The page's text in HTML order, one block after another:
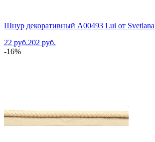
Шнур декоративный A00493 Lui от Svetlana
22 руб.202 руб.
-16%